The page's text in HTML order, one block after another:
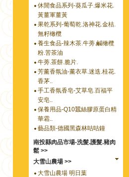
休閒食品系列-葵瓜子.爆米花.
黃薑軍薑黃
果乾系列-葡萄乾.洛神花.金桔.
無籽橄欖
養生食品-辣木茶.牛蒡.鹹橄欖
粉.苦茶油
牛蒡.茶餅.脆片.
芳薰香氛油-薰衣草.迷迭.桂花.
香茅..
手工香氛香皂-艾草皂.百福平
安皂..
保養用品-Q10蠶絲膠原蛋白精
華霜..
藝品類-德國黑森林咕咕鐘
南投縣肉品市場-洗髮.護髮.豬肉
鬆 >>
大雪山農場 >>
大雪山農場 明日葉